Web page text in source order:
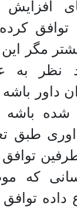
مگر
نظر به
داور
شده باشه
طبق
که
داده